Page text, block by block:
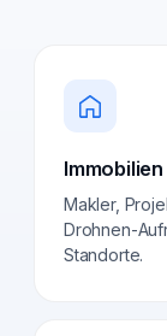
Makler,
Drohnen-
Standorte.